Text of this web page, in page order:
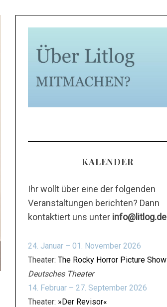
KALENDER
Ihr wollt über eine der folgenden
Veranstaltungen berichten? Dann
kontaktiert uns unter info@litlog.de
24. Januar – 01. November 2026
Theater: The Rocky Horror Picture Show
Deutsches Theater
14. Februar – 27. September 2026
Theater: »Der Revisor«